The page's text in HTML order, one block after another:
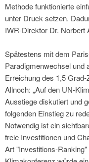
Methode funktionierte
unter Druck setzen.
IWR-Direktor Dr. Norbert
Spätestens mit dem
Paradigmenwechsel und
Erreichung des 1,5
Allnoch: „Auf den UN-
Ausstiege diskutiert und
folgenden Einstieg zu
Notwendig ist ein
freie Investitionen und
Art "Investitions-